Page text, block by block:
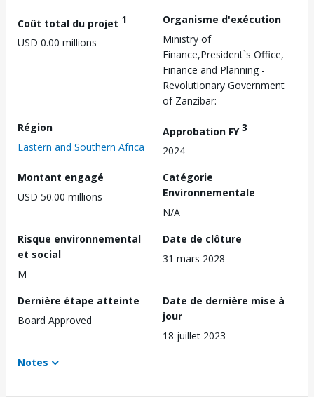
Coût total du projet 1
USD 0.00 millions
Organisme d'exécution
Ministry of
Finance,President`s Office,
Finance and Planning -
Revolutionary Government
of Zanzibar:
Région
Eastern and Southern Africa
Approbation FY3
2024
Montant engagé
USD 50.00 millions
Catégorie
Environnementale
N/A
Risque environnemental
et social
M
Date de clôture
31 mars 2028
Dernière étape atteinte
Board Approved
Date de dernière mise à
jour
18 juillet 2023
Notes